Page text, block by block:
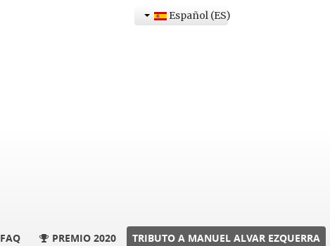
Español (ES)
FAQ PREMIO 2020 TRIBUTO A MANUEL ALVAR EZQUERRA